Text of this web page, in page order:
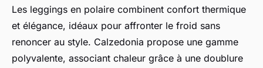
Réchauffez votre style avec les
leggings en polaire trendy
Joseph•30 septembre 2025•7 min de lecture
Les leggings en polaire combinent confort thermique
et élégance, idéaux pour affronter le froid sans
renoncer au style. Calzedonia propose une gamme
polyvalente, associant chaleur grâce à une doublure